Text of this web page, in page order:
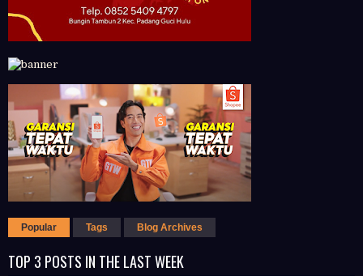
Popular Tags Blog Archives
TOP 3 POSTS IN THE LAST WEEK